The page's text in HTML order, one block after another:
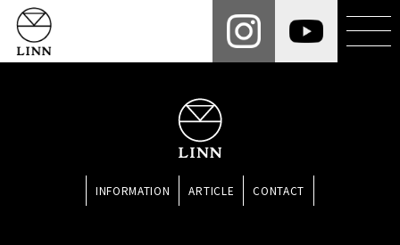
INFORMATION ARTICLE CONTACT